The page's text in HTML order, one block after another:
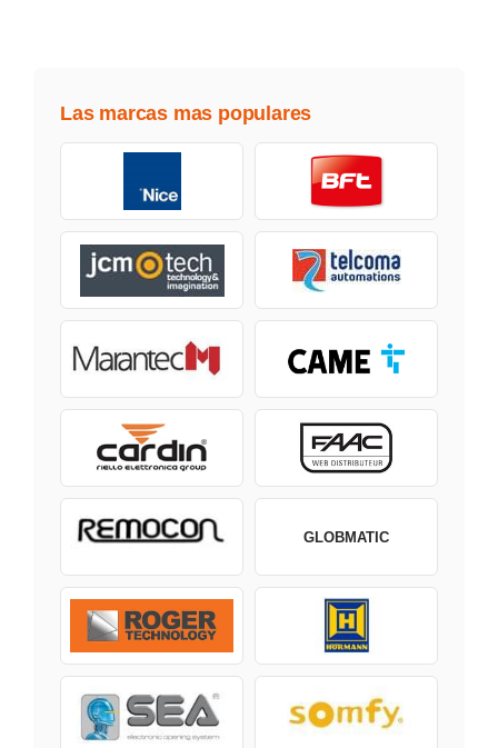
Las marcas mas populares
GLOBMATIC